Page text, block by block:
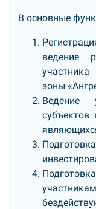
В основные
ведение
зоны
Ведение